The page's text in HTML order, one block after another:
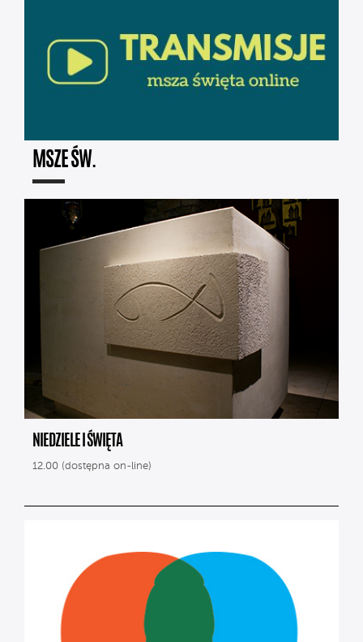
MSZE ŚW.
NIEDZIELE I ŚWIĘTA
12.00 (dostępna on-line)